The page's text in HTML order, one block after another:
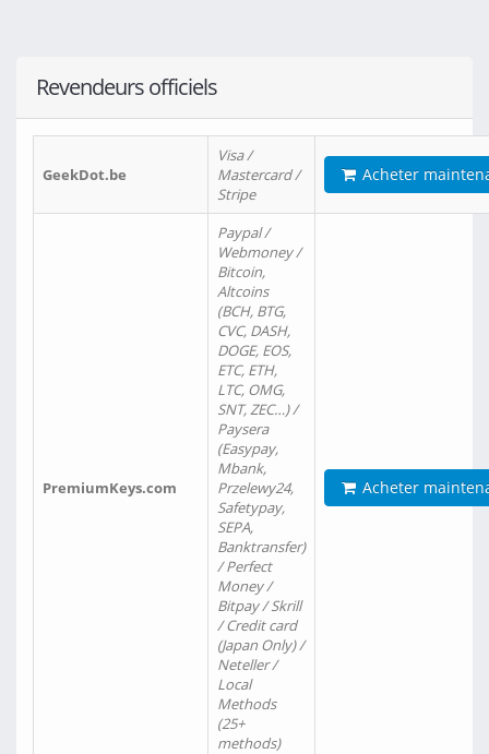
Revendeurs officiels
GeekDot.be
Visa /
Mastercard /
Stripe
Acheter
PremiumKeys.com
Paypal /
Webmoney /
Bitcoin,
Altcoins
(BCH, BTG,
CVC, DASH,
DOGE, EOS,
ETC, ETH,
LTC, OMG,
SNT, ZEC…) /
Paysera
(Easypay,
Mbank,
Przelewy24,
Safetypay,
SEPA,
Banktransfer)
/ Perfect
Money /
Bitpay / Skrill
/ Credit card
(Japan Only) /
Neteller /
Local
Methods
(25+
methods)
Acheter